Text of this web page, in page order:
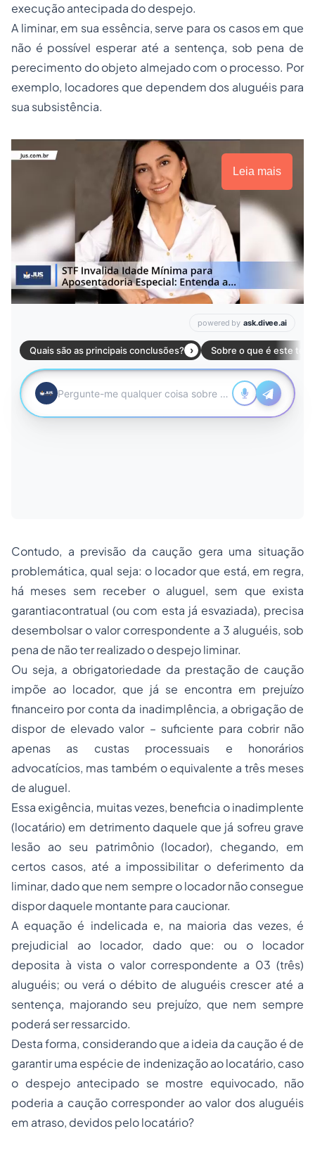
execução antecipada do despejo.
A liminar, em sua essência, serve para os casos em que
não é possível esperar até a sentença, sob pena de
perecimento do objeto almejado com o processo. Por
exemplo, locadores que dependem dos aluguéis para
sua subsistência.
Leia mais
Contudo, a previsão da caução gera uma situação
problemática, qual seja: o locador que está, em regra,
há meses sem receber o aluguel, sem que exista
garantiacontratual (ou com esta já esvaziada), precisa
desembolsar o valor correspondente a 3 aluguéis, sob
pena de não ter realizado o despejo liminar.
Ou seja, a obrigatoriedade da prestação de caução
impõe ao locador, que já se encontra em prejuízo
financeiro por conta da inadimplência, a obrigação de
dispor de elevado valor – suficiente para cobrir não
apenas as custas processuais e honorários
advocatícios, mas também o equivalente a três meses
de aluguel.
Essa exigência, muitas vezes, beneficia o inadimplente
(locatário) em detrimento daquele que já sofreu grave
lesão ao seu patrimônio (locador), chegando, em
certos casos, até a impossibilitar o deferimento da
liminar, dado que nem sempre o locador não consegue
dispor daquele montante para caucionar.
A equação é indelicada e, na maioria das vezes, é
prejudicial ao locador, dado que: ou o locador
deposita à vista o valor correspondente a 03 (três)
aluguéis; ou verá o débito de aluguéis crescer até a
sentença, majorando seu prejuízo, que nem sempre
poderá ser ressarcido.
Desta forma, considerando que a ideia da caução é de
garantir uma espécie de indenização ao locatário, caso
o despejo antecipado se mostre equivocado, não
poderia a caução corresponder ao valor dos aluguéis
em atraso, devidos pelo locatário?